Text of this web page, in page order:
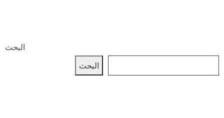
البحث
البحث